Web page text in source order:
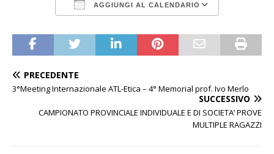
AGGIUNGI AL CALENDARIO
Download ICS Google
PRECEDENTE
3°Meeting Internazionale ATL-Etica – 4° Memorial prof. Ivo Merlo
SUCCESSIVO
CAMPIONATO PROVINCIALE INDIVIDUALE E DI SOCIETA’ PROVE
MULTIPLE RAGAZZI